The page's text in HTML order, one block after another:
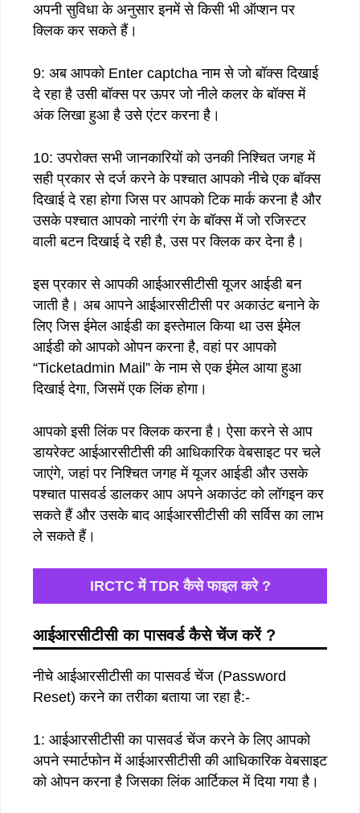
अपनी सुविधा के अनुसार इनमें से किसी भी ऑप्शन पर
क्लिक कर सकते हैं।
9: अब आपको Enter captcha नाम से जो बॉक्स दिखाई
दे रहा है उसी बॉक्स पर ऊपर जो नीले कलर के बॉक्स में
अंक लिखा हुआ है उसे एंटर करना है।
10: उपरोक्त सभी जानकारियों को उनकी निश्चित जगह में
सही प्रकार से दर्ज करने के पश्चात आपको नीचे एक बॉक्स
दिखाई दे रहा होगा जिस पर आपको टिक मार्क करना है और
उसके पश्चात आपको नारंगी रंग के बॉक्स में जो रजिस्टर
वाली बटन दिखाई दे रही है, उस पर क्लिक कर देना है।
इस प्रकार से आपकी आईआरसीटीसी यूजर आईडी बन
जाती है। अब आपने आईआरसीटीसी पर अकाउंट बनाने के
लिए जिस ईमेल आईडी का इस्तेमाल किया था उस ईमेल
आईडी को आपको ओपन करना है, वहां पर आपको
“Ticketadmin Mail” के नाम से एक ईमेल आया हुआ
दिखाई देगा, जिसमें एक लिंक होगा।
आपको इसी लिंक पर क्लिक करना है। ऐसा करने से आप
डायरेक्ट आईआरसीटीसी की आधिकारिक वेबसाइट पर चले
जाएंगे, जहां पर निश्चित जगह में यूजर आईडी और उसके
पश्चात पासवर्ड डालकर आप अपने अकाउंट को लॉगइन कर
सकते हैं और उसके बाद आईआरसीटीसी की सर्विस का लाभ
ले सकते हैं।
IRCTC में TDR कैसे फाइल करे ?
आईआरसीटीसी का पासवर्ड कैसे चेंज करें ?
नीचे आईआरसीटीसी का पासवर्ड चेंज (Password
Reset) करने का तरीका बताया जा रहा है:-
1: आईआरसीटीसी का पासवर्ड चेंज करने के लिए आपको
अपने स्मार्टफोन में आईआरसीटीसी की आधिकारिक वेबसाइट
को ओपन करना है जिसका लिंक आर्टिकल में दिया गया है।